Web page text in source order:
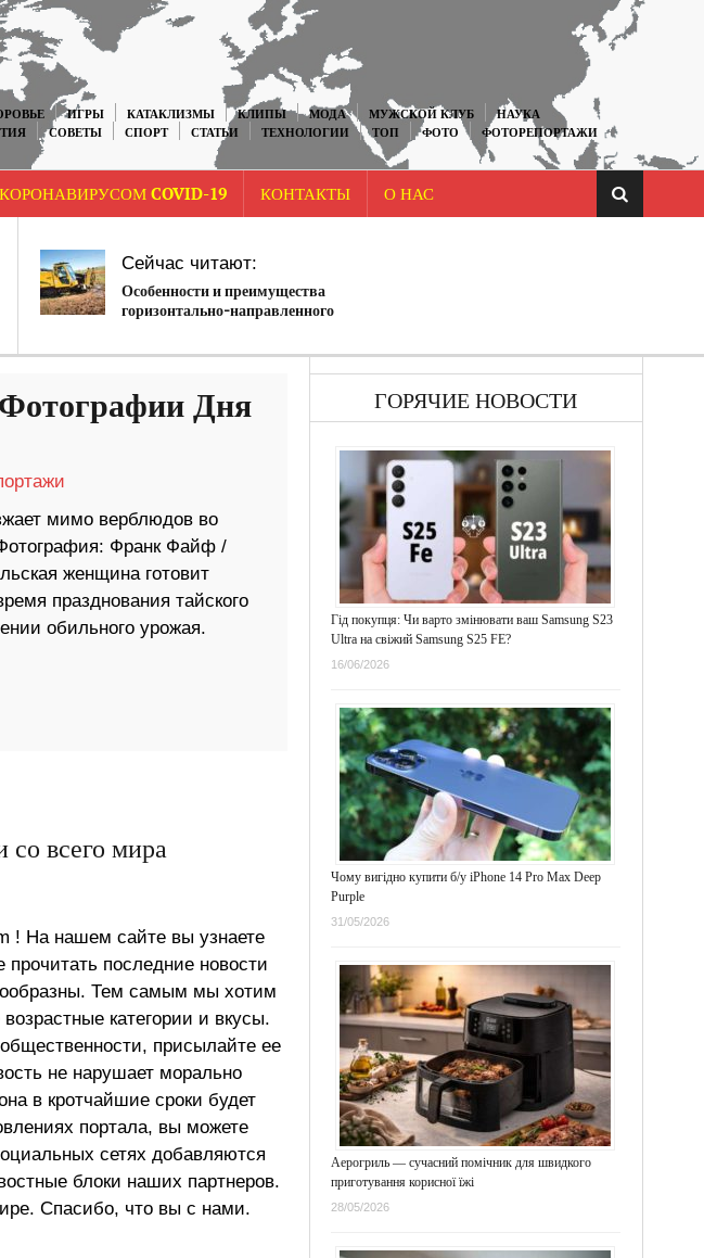
ИГРЫ КАТАКЛИЗМЫ КЛИПЫ МОДА МУЖСКОЙ КЛУБ
НАУКА
СОВЕТЫ СПОРТ СТАТЬИ ТЕХНОЛОГИИ ТОП ФОТО
ФОТОРЕПОРТАЖИ
COVID-19 КОНТАКТЫ О НАС
Сейчас читают:
Особенности и преимущества
горизонтально-направленного
Дня
мимо верблюдов во
Франк Файф /
женщина готовит
празднования тайского
обильного урожая.
всего мира
! На нашем сайте вы узнаете
последние новости
Тем самым мы хотим
категории и вкусы.
присылайте ее
не нарушает морально
в кротчайшие сроки будет
портала, вы можете
сетях добавляются
блоки наших партнеров.
Спасибо, что вы с нами.
ГОРЯЧИЕ НОВОСТИ
Гід покупця: Чи варто змінювати ваш Samsung S23
Ultra на свіжий Samsung S25 FE?
16/06/2026
Чому вигідно купити б/у iPhone 14 Pro Max Deep
Purple
31/05/2026
Аерогриль — сучасний помічник для швидкого
приготування корисної їжі
28/05/2026